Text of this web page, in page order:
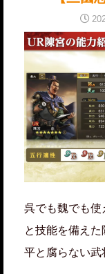
【三國
呉でも魏でも
と技能を備え
平と腐らない武